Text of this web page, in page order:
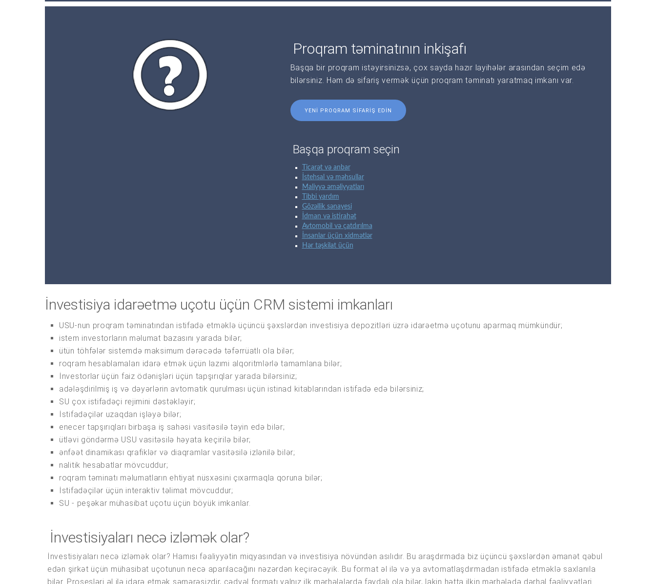
Proqram təminatının inkişafı
Başqa bir proqram istəyirsinizsə, çox sayda hazır layihələr arasından seçim edə
bilərsiniz. Həm də sifariş vermək üçün proqram təminatı yaratmaq imkanı var.
YENI PROQRAM SIFARIŞ EDIN
Başqa proqram seçin
Ticarət və anbar
İstehsal və məhsullar
Maliyyə əməliyyatları
Tibbi yardım
Gözəllik sənayesi
İdman və istirahət
Avtomobil və çatdırılma
İnsanlar üçün xidmətlər
Hər təşkilat üçün
İnvestisiya idarəetmə uçotu üçün CRM sistemi imkanları
USU-nun proqram təminatından istifadə etməklə üçüncü şəxslərdən investisiya depozitləri üzrə idarəetmə uçotunu aparmaq mümkündür;
istem investorların məlumat bazasını yarada bilər;
ütün töhfələr sistemdə maksimum dərəcədə təfərrüatlı ola bilər;
roqram hesablamaları idarə etmək üçün lazımi alqoritmlərlə tamamlana bilər;
İnvestorlar üçün faiz ödənişləri üçün tapşırıqlar yarada bilərsiniz;
adələşdirilmiş iş və dəyərlərin avtomatik qurulması üçün istinad kitablarından istifadə edə bilərsiniz;
SU çox istifadəçi rejimini dəstəkləyir;
İstifadəçilər uzaqdan işləyə bilər;
enecer tapşırıqları birbaşa iş sahəsi vasitəsilə təyin edə bilər;
ütləvi göndərmə USU vasitəsilə həyata keçirilə bilər;
ənfəət dinamikası qrafiklər və diaqramlar vasitəsilə izlənilə bilər;
nalitik hesabatlar mövcuddur;
roqram təminatı məlumatların ehtiyat nüsxəsini çıxarmaqla qoruna bilər;
İstifadəçilər üçün interaktiv təlimat mövcuddur;
SU - peşəkar mühasibat uçotu üçün böyük imkanlar.
İnvestisiyaları necə izləmək olar?
İnvestisiyaları necə izləmək olar? Hamısı fəaliyyətin miqyasından və investisiya növündən asılıdır. Bu araşdırmada biz üçüncü şəxslərdən əmanət qəbul
edən şirkət üçün mühasibat uçotunun necə aparılacağını nəzərdən keçirəcəyik. Bu format əl ilə və ya avtomatlaşdırmadan istifadə etməklə saxlanıla
bilər. Prosesləri əl ilə idarə etmək səmərəsizdir, cədvəl formatı yalnız ilk mərhələlərdə faydalı ola bilər, lakin hətta ilkin mərhələdə dərhal fəaliyyətləri